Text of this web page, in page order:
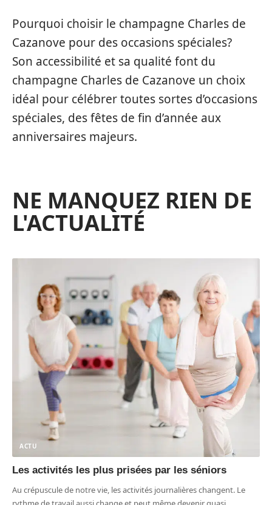
Pourquoi choisir le champagne Charles de
Cazanove pour des occasions spéciales?
Son accessibilité et sa qualité font du
champagne Charles de Cazanove un choix
idéal pour célébrer toutes sortes d’occasions
spéciales, des fêtes de fin d’année aux
anniversaires majeurs.
NE MANQUEZ RIEN DE
L'ACTUALITÉ
ACTU
Les activités les plus prisées par les séniors
Au crépuscule de notre vie, les activités journalières changent. Le